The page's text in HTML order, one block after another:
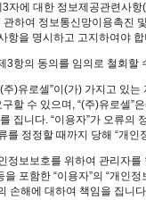
자에 대한 정보제공관련사
하여 정보통신망이용촉진
항을 명시하고 고지하여야
3항의 동의를 임의로 철회할
)유로셀”이(가) 가지고 있는
할 수 있으며, “(주)유로셀”
집니다. “이용자”가 오류의
를 정정할 때까지 당해 “개인
정보보호를 위하여 관리자를
포함한 “이용자”의 “개인정
손해에 대하여 책임을 집니